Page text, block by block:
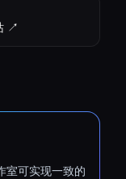
↗︎
室可实现一致的